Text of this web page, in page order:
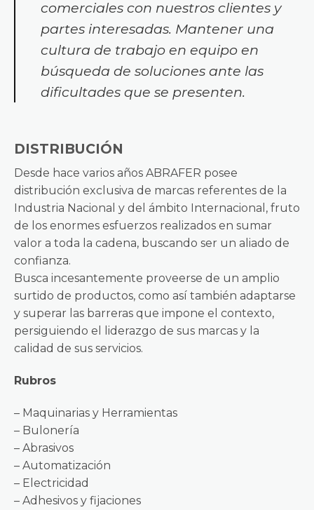
comerciales con nuestros clientes y
partes interesadas. Mantener una
cultura de trabajo en equipo en
búsqueda de soluciones ante las
dificultades que se presenten.
DISTRIBUCIÓN
Desde hace varios años ABRAFER posee
distribución exclusiva de marcas referentes de la
Industria Nacional y del ámbito Internacional, fruto
de los enormes esfuerzos realizados en sumar
valor a toda la cadena, buscando ser un aliado de
confianza.
Busca incesantemente proveerse de un amplio
surtido de productos, como así también adaptarse
y superar las barreras que impone el contexto,
persiguiendo el liderazgo de sus marcas y la
calidad de sus servicios.
Rubros
– Maquinarias y Herramientas
– Bulonería
– Abrasivos
– Automatización
– Electricidad
– Adhesivos y fijaciones